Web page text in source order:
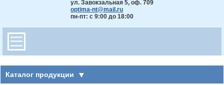
ул. Завокзальная 5, оф. 709
optima-nt@mail.ru
пн-пт: с 9:00 до 18:00
Каталог продукции